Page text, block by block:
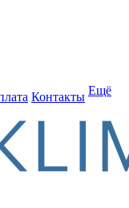
Контакты Ещё